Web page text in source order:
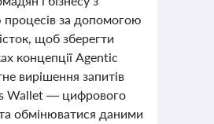
процесів за допомогою
щоб зберегти
концепції Agentic
вирішення запитів
Wallet — цифрового
обмінюватися даними